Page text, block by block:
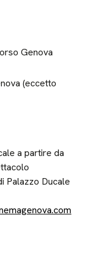
Genova
(eccetto
a partire da
Palazzo Ducale